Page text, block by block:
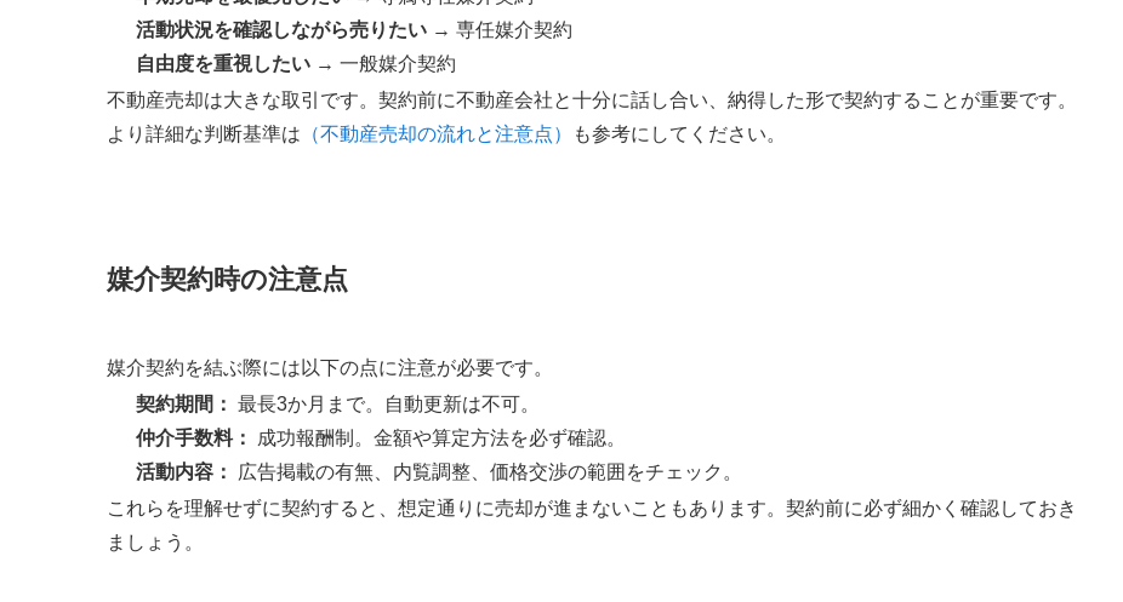
活動状況を確認しながら売りたい → 専任媒介契約
自由度を重視したい → 一般媒介契約
不動産売却は大きな取引です。契約前に不動産会社と十分に話し合い、納得した形で契約することが重要です。
より詳細な判断基準は （不動産売却の流れと注意点） も参考にしてください。
媒介契約時の注意点
媒介契約を結ぶ際には以下の点に注意が必要です。
契約期間： 最長3か月まで。自動更新は不可。
仲介手数料：
成功報酬制。金額や算定方法を必ず確認。
活動内容：
広告掲載の有無、内覧調整、価格交渉の範囲をチェック。
これらを理解せずに契約すると、想定通りに売却が進まないこともあります。契約前に必ず細かく確認しておき
ましょう。